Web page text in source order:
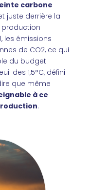
carbone
juste derrière la
production
les émissions
de CO2, ce qui
du budget
des 1,5°C, défini
que même
à ce
.